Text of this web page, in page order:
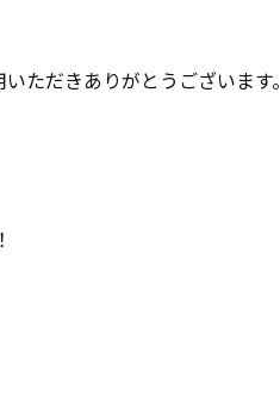
ただきありがとうございます。